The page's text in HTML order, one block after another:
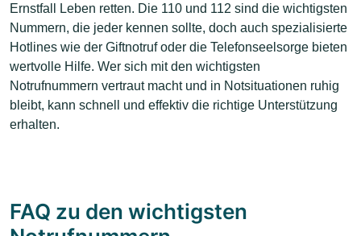
Ernstfall Leben retten. Die 110 und 112 sind die wichtigsten
Nummern, die jeder kennen sollte, doch auch spezialisierte
Hotlines wie der Giftnotruf oder die Telefonseelsorge bieten
wertvolle Hilfe. Wer sich mit den wichtigsten
Notrufnummern vertraut macht und in Notsituationen ruhig
bleibt, kann schnell und effektiv die richtige Unterstützung
erhalten.
FAQ zu den wichtigsten